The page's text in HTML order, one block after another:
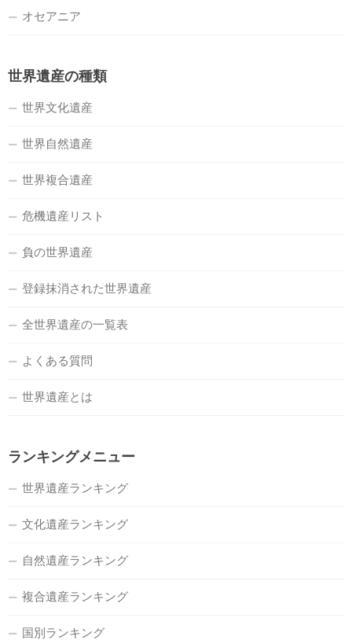
オセアニア
世界遺産の種類
世界文化遺産
世界自然遺産
世界複合遺産
危機遺産リスト
負の世界遺産
登録抹消された世界遺産
全世界遺産の一覧表
よくある質問
世界遺産とは
ランキングメニュー
世界遺産ランキング
文化遺産ランキング
自然遺産ランキング
複合遺産ランキング
国別ランキング